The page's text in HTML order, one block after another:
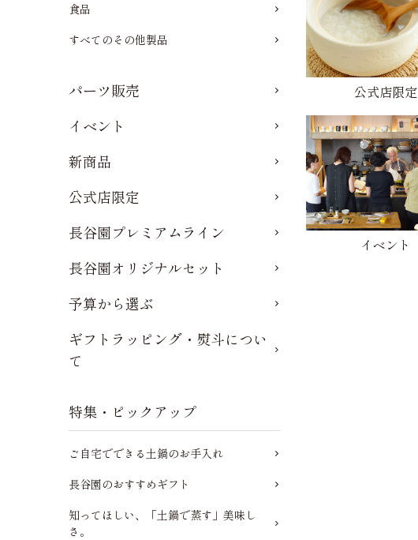
公式店限定
イベント
食品
すべてのその他製品
パーツ販売
イベント
新商品
公式店限定
長谷園プレミアムライン
長谷園オリジナルセット
予算から選ぶ
ギフトラッピング・熨斗につい
て
特集・ピックアップ
ご自宅でできる土鍋のお手入れ
長谷園のおすすめギフト
知ってほしい、「土鍋で蒸す」美味し
さ。